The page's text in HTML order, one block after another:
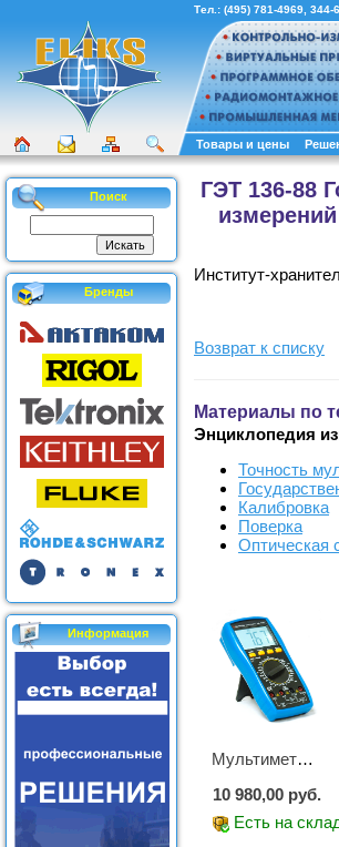
Тел.: (495) 781-4969 344-
Товары и цены
Поиск
Бренды
Информация
ГЭТ 136-88
Институт-
Возврат к списку
Материалы по
Энциклопедия
Точность
Калибровка
Поверка
Оптическая
Мультиметр цифровой АМ-1083
10 980,00 руб.
Есть на